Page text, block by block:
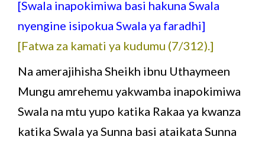
[Swala inapokimiwa basi hakuna Swala
nyengine isipokua Swala ya faradhi]
[Fatwa za kamati ya kudumu (7/312).]
Na amerajihisha Sheikh ibnu Uthaymeen
Mungu amrehemu yakwamba inapokimiwa
Swala na mtu yupo katika Rakaa ya kwanza
katika Swala ya Sunna basi ataikata Sunna